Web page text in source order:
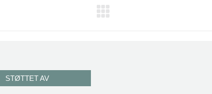
STØTTET AV